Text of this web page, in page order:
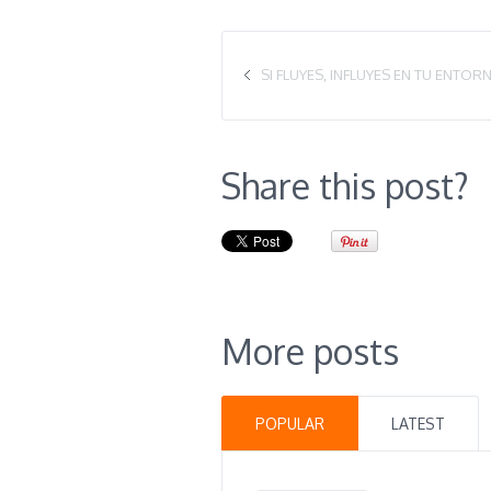
SI FLUYES, INFLUYES EN TU
Share this post?
More posts
POPULAR LATEST